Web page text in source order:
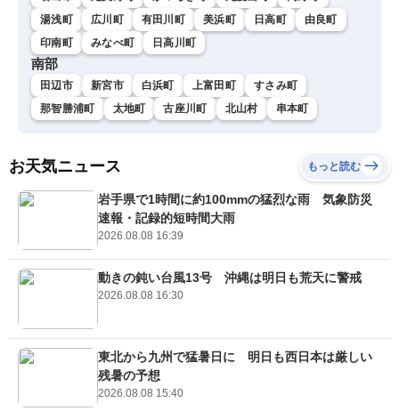
湯浅町
広川町 有田川町 美浜町 日高町
由良町
印南町
みなべ町 日高川町
南部
田辺市 新宮市 白浜町 上富田町
すさみ町
那智勝浦町
太地町 古座川町 北山村 串本町
お天気ニュース もっと読む
岩手県で1時間に約100mmの猛烈な雨 気象防災
速報・記録的短時間大雨
2026.08.08 16:39
動きの鈍い台風13号 沖縄は明日も荒天に警戒
2026.08.08 16:30
東北から九州で猛暑日に 明日も西日本は厳しい
残暑の予想
2026.08.08 15:40